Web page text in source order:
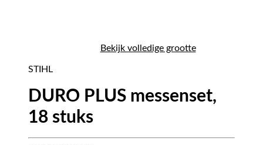
Bekijk volledige grootte
STIHL
DURO PLUS messenset,
18 stuks